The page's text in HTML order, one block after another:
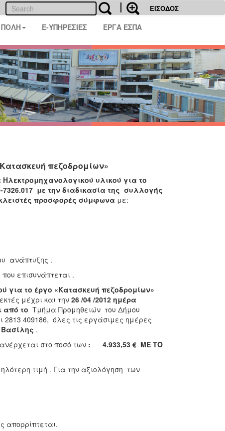
ΕΙΣΟΔΟΣ
ΠΟΛΗ E-ΥΠΗΡΕΣΙΕΣ ΕΡΓΑ ΕΣΠΑ
πεζοδρομίων»
Ηλεκτρομηχανολογικού υλικού για το
με την διαδικασία της συλλογής
προσφορές σύμφωνα με:
ανάπτυξης .
επισυνάπτεται .
για το έργο «Κατασκευή πεζοδρομίων»
μέχρι και την26 /04 /2012 ημέρα
από το Τμήμα Προμηθειών του Δήμου
2813 409186, όλες τις εργάσιμες ημέρες
Βασίλης .
στο ποσό των : 4.933,53 €ΜΕ ΤΟ
τιμή . Για την αξιολόγηση των